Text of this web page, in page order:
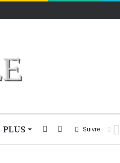
PLUS Suivre
Switch
Rechercher